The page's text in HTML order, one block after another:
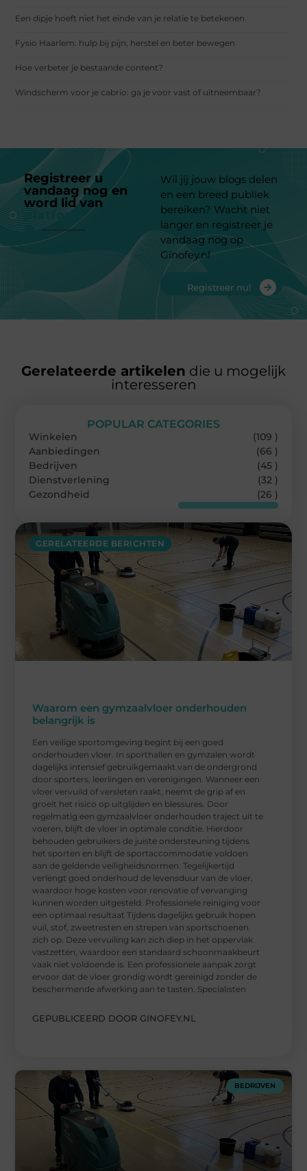
Een dipje hoeft niet het einde van je relatie te betekenen
Fysio Haarlem: hulp bij pijn, herstel en beter bewegen
Hoe verbeter je bestaande content?
Windscherm voor je cabrio: ga je voor vast of uitneembaar?
Registreer u
vandaag nog en
word lid van
platform
Wil jij jouw blogs delen
en een breed publiek
bereiken? Wacht niet
langer en registreer je
vandaag nog op
Ginofey.nl
Registreer nu!
Gerelateerde artikelen die u mogelijk
interesseren
GERELATEERDE BERICHTEN
Waarom een gymzaalvloer onderhouden
belangrijk is
Een veilige sportomgeving begint bij een goed
onderhouden vloer. In sporthallen en gymzalen wordt
dagelijks intensief gebruikgemaakt van de ondergrond
door sporters, leerlingen en verenigingen. Wanneer een
vloer vervuild of versleten raakt, neemt de grip af en
groeit het risico op uitglijden en blessures. Door
regelmatig een gymzaalvloer onderhouden traject uit te
voeren, blijft de vloer in optimale conditie. Hierdoor
behouden gebruikers de juiste ondersteuning tijdens
het sporten en blijft de sportaccommodatie voldoen
aan de geldende veiligheidsnormen. Tegelijkertijd
verlengt goed onderhoud de levensduur van de vloer,
waardoor hoge kosten voor renovatie of vervanging
kunnen worden uitgesteld. Professionele reiniging voor
een optimaal resultaat Tijdens dagelijks gebruik hopen
vuil, stof, zweetresten en strepen van sportschoenen
zich op. Deze vervuiling kan zich diep in het oppervlak
vastzetten, waardoor een standaard schoonmaakbeurt
vaak niet voldoende is. Een professionele aanpak zorgt
ervoor dat de vloer grondig wordt gereinigd zonder de
beschermende afwerking aan te tasten. Specialisten
GEPUBLICEERD DOOR GINOFEY.NL
POPULAR CATEGORIES
Winkelen
(109 )
Aanbiedingen
(66 )
Bedrijven
(45 )
Dienstverlening
(32 )
Gezondheid
(26 )
BEDRIJVEN